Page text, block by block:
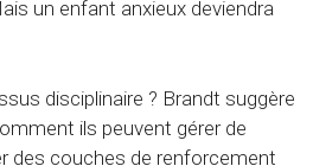
un enfant anxieux deviendra
disciplinaire ? Brandt suggère
ils peuvent gérer de
des couches de renforcement